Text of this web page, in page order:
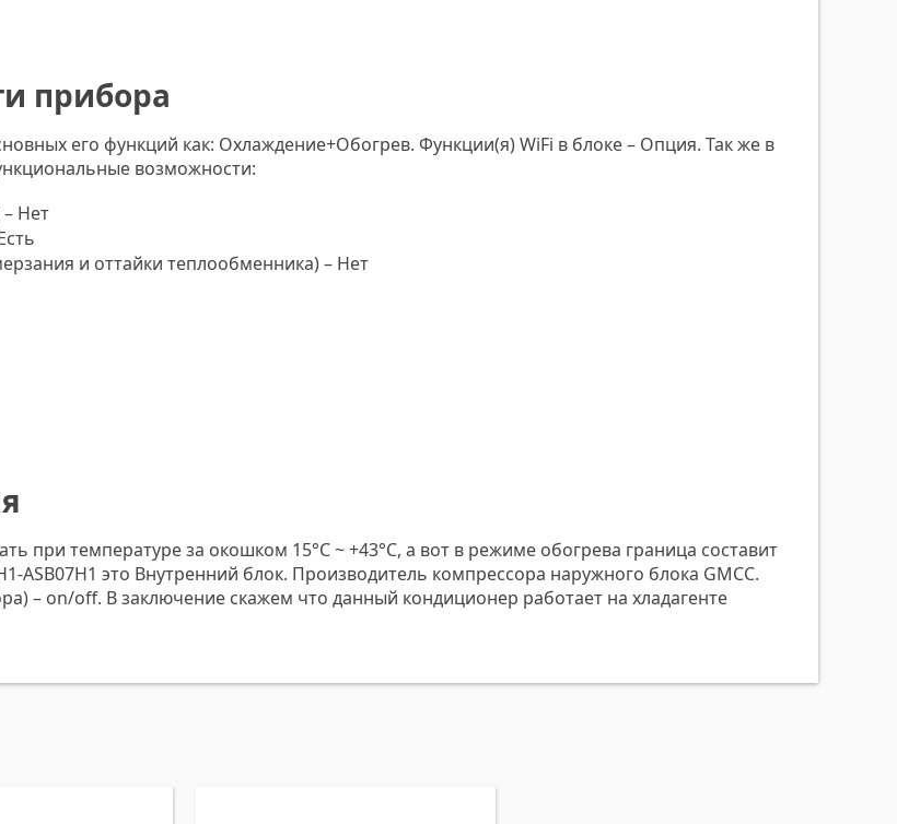
прибора
его функций как: Охлаждение+Обогрев. Функции(я) WiFi в блоке – Опция. Так же в
возможности:
Нет
и оттайки теплообменника) – Нет
при температуре за окошком 15°C ~ +43°C, а вот в режиме обогрева граница составит
ASB07H1 это Внутренний блок. Производитель компрессора наружного блока GMCC.
– on/off. В заключение скажем что данный кондиционер работает на хладагенте